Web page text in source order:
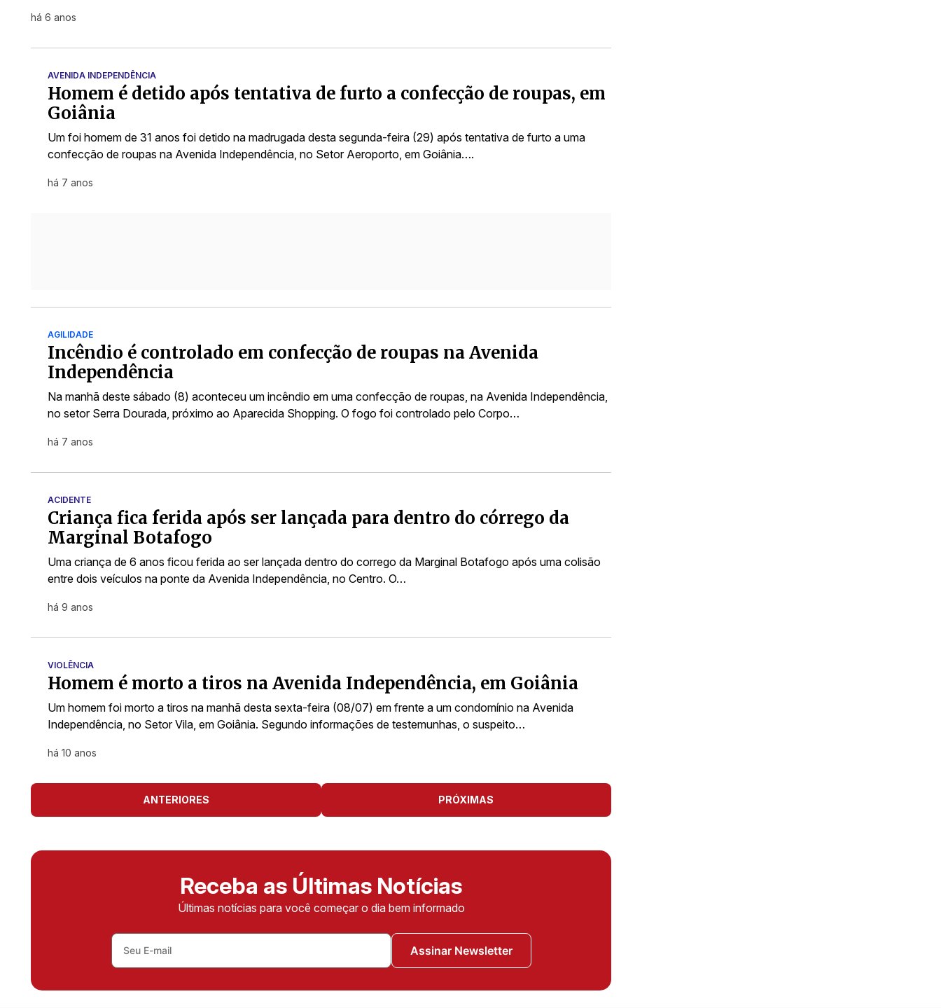
há 6 anos
AVENIDA INDEPENDÊNCIA
Homem é detido após tentativa de furto a confecção de roupas, em
Goiânia
Um foi homem de 31 anos foi detido na madrugada desta segunda-feira (29) após tentativa de furto a uma
confecção de roupas na Avenida Independência, no Setor Aeroporto, em Goiânia….
há 7 anos
AGILIDADE
Incêndio é controlado em confecção de roupas na Avenida
Independência
Na manhã deste sábado (8) aconteceu um incêndio em uma confecção de roupas, na Avenida Independência,
no setor Serra Dourada, próximo ao Aparecida Shopping. O fogo foi controlado pelo Corpo…
há 7 anos
ACIDENTE
Criança fica ferida após ser lançada para dentro do córrego da
Marginal Botafogo
Uma criança de 6 anos ficou ferida ao ser lançada dentro do corrego da Marginal Botafogo após uma colisão
entre dois veículos na ponte da Avenida Independência, no Centro. O…
há 9 anos
VIOLÊNCIA
Homem é morto a tiros na Avenida Independência, em Goiânia
Um homem foi morto a tiros na manhã desta sexta-feira (08/07) em frente a um condomínio na Avenida
Independência, no Setor Vila, em Goiânia. Segundo informações de testemunhas, o suspeito…
há 10 anos
ANTERIORES PRÓXIMAS
Receba as Últimas Notícias
Últimas notícias para você começar o dia bem informado
Assinar Newsletter